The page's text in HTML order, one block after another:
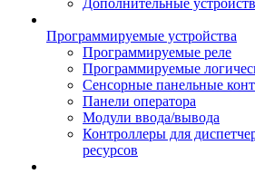
Дополнительные
Программируемые устройства
Программируемые реле
Программируемые
Сенсорные панельные
Панели оператора
Модули ввода/вывода
Контроллеры для
ресурсов